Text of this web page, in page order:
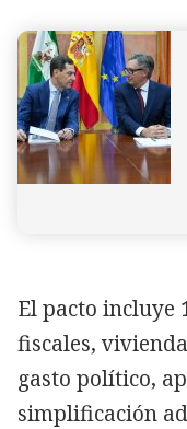
El pacto incluye
fiscales,
gasto político,
simplificación